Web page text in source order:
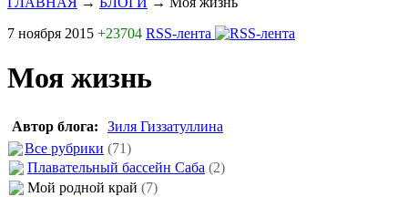
7 ноября 2015 +23704 RSS-лента
Моя жизнь
Автор блога:
Зиля Гиззатуллина
Все рубрики (71)
Плавательный бассейн Саба (2)
Мой родной край (7)